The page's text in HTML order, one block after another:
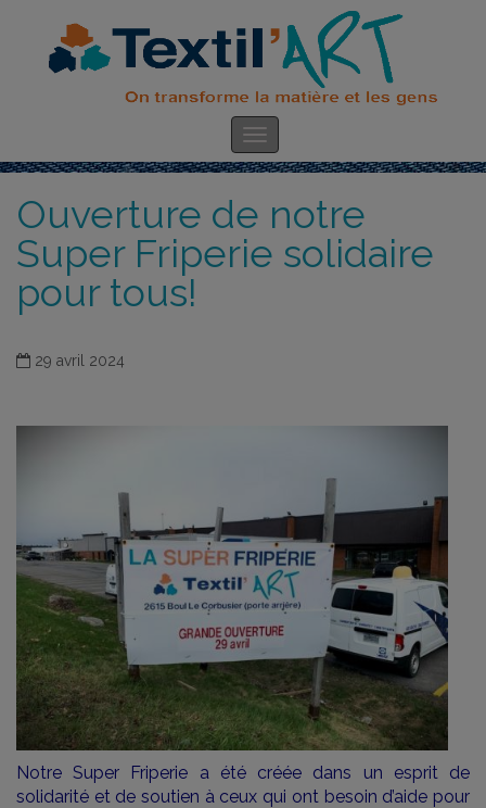
Ouverture de notre
Super Friperie solidaire
pour tous!
29 avril 2024
Notre Super Friperie a été créée dans un esprit de
solidarité et de soutien à ceux qui ont besoin d’aide pour